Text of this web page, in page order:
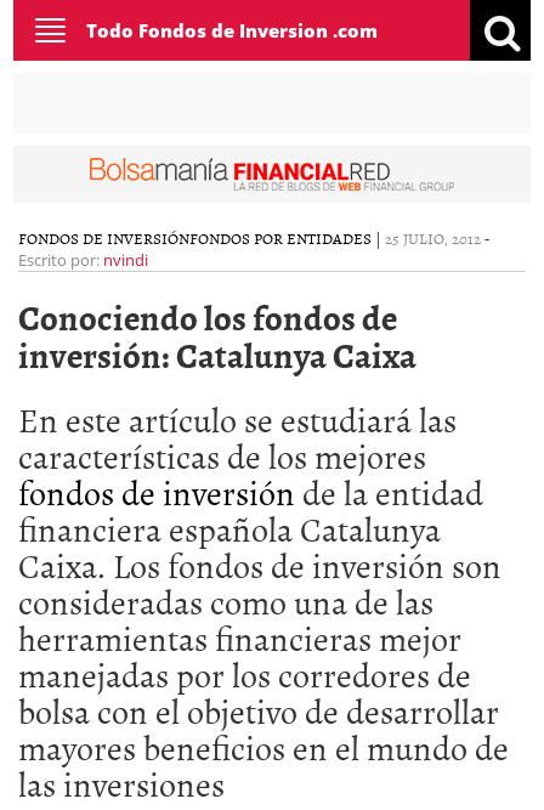
Toggle
navigation
Todo Fondos de Inversion .com
FONDOS DE INVERSIÓNFONDOS POR ENTIDADES | 25 JULIO, 2012-
Escrito por: nvindi
Conociendo los fondos de
inversión: Catalunya Caixa
En este artículo se estudiará las
características de los mejores
fondos de inversiónde la entidad
financiera española Catalunya
Caixa. Los fondos de inversión son
consideradas como una de las
herramientas financieras mejor
manejadas por los corredores de
bolsa con el objetivo de desarrollar
mayores beneficios en el mundo de
las inversiones